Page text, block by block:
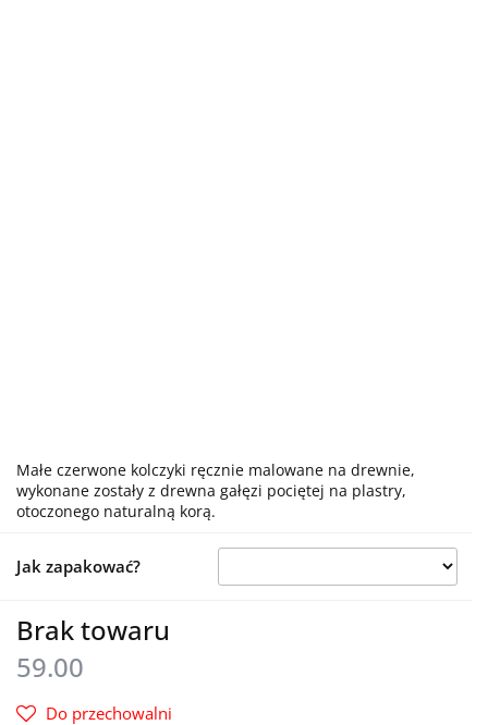
Małe czerwone kolczyki ręcznie malowane na drewnie,
wykonane zostały z drewna gałęzi pociętej na plastry,
otoczonego naturalną korą.
Jak zapakować?
Brak towaru
59.00
Do przechowalni